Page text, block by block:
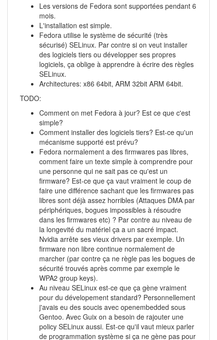
Les versions de Fedora sont supportées pendant 6
mois.
L'installation est simple.
Fedora utilise le système de sécurité (très
sécurisé) SELinux. Par contre si on veut installer
des logiciels tiers ou développer ses propres
logiciels, ça oblige à apprendre à écrire des règles
SELinux.
Architectures: x86 64bit, ARM 32bit ARM 64bit.
TODO:
Comment on met Fedora à jour? Est ce que c'est
simple?
Comment installer des logiciels tiers? Est-ce qu'un
mécanisme supporté est prévu?
Fedora normalement a des firmwares pas libres,
comment faire un texte simple à comprendre pour
une personne qui ne sait pas ce qu'est un
firmware? Est-ce que ça vaut vraiment le coup de
faire une différence sachant que les firmwares pas
libres sont déjà assez horribles (Attaques DMA par
périphériques, bogues impossibles à résoudre
dans les firmwares etc) ? Par contre au niveau de
la longevité du matériel ça a un sacré impact.
Nvidia arrête ses vieux drivers par exemple. Un
firmware non libre continue normalement de
marcher (par contre ça ne règle pas les bogues de
sécurité trouvés après comme par exemple le
WPA2 group keys).
Au niveau SELinux est-ce que ça gène vraiment
pour du dévelopement standard? Personnellement
j'avais eu des soucis avec openembedded sous
Gentoo. Avec Guix on a besoin de rajouter une
policy SELinux aussi. Est-ce qu'il vaut mieux parler
de programmation système si ça ne gène pas pour